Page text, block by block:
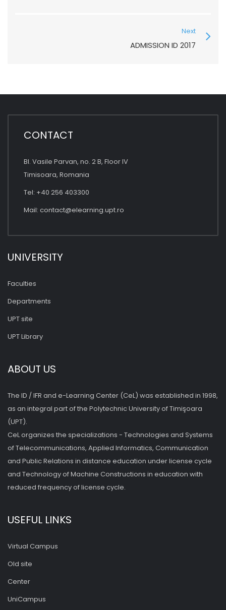
Next
ADMISSION ID 2017
CONTACT
Bl. Vasile Parvan, no. 2 B, Floor IV
Timisoara, Romania
Tel: +40 256 403300
Mail: contact@elearning.upt.ro
UNIVERSITY
Faculties
Departments
UPT site
UPT Library
ABOUT US
The ID / IFR and e-Learning Center (CeL) was established in 1998,
as an integral part of the Polytechnic University of Timişoara
(UPT).
CeL organizes the specializations - Technologies and Systems
of Telecommunications, Applied Informatics, Communication
and Public Relations in distance education under license cycle
and Technology of Machine Constructions in education with
reduced frequency of license cycle.
USEFUL LINKS
Virtual Campus
Old site
Center
UniCampus